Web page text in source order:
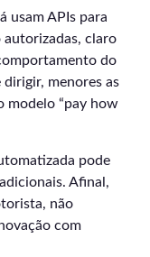
usam APIs para
claro
do
menores as
modelo “pay how
pode
Afinal,
não
com